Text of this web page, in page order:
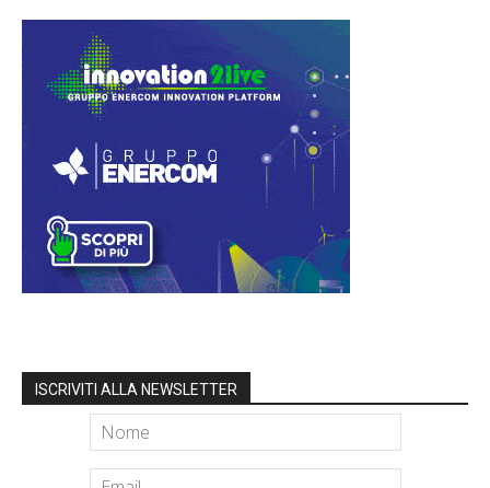
ISCRIVITI ALLA NEWSLETTER